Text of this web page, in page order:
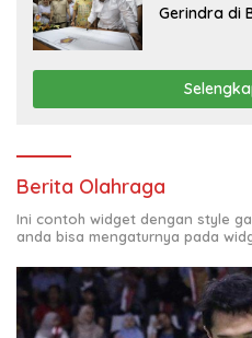
Gerindra di
Berita Olahraga
Ini contoh widget dengan style
anda bisa mengaturnya pada